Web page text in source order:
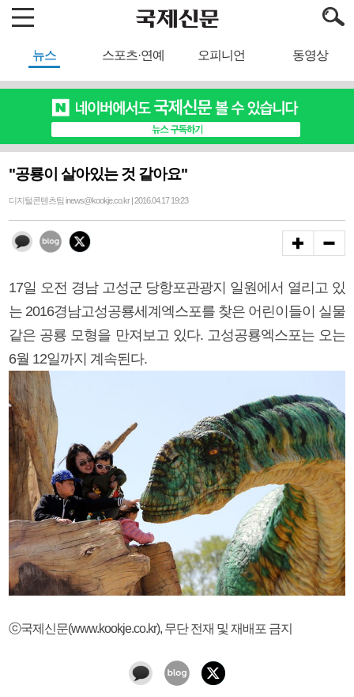
뉴스 스포츠·연예 오피니언 동영상
"공룡이 살아있는 것 같아요"
디지털콘텐츠팀 inews@kookje.co.kr | 2016.04.17 19:23
17일 오전 경남 고성군 당항포관광지 일원에서 열리고 있
는 2016경남고성공룡세계엑스포를 찾은 어린이들이 실물
같은 공룡 모형을 만져보고 있다. 고성공룡엑스포는 오는
6월 12일까지 계속된다.
ⓒ국제신문(www.kookje.co.kr), 무단 전재 및 재배포 금지